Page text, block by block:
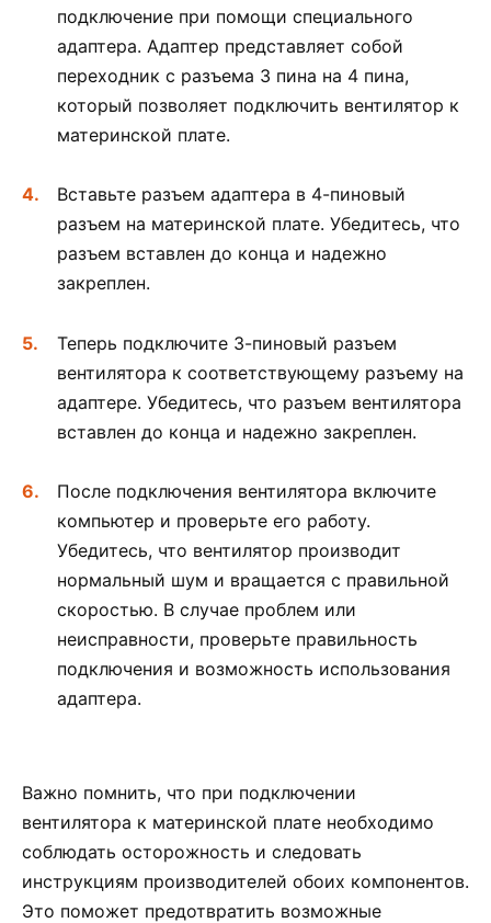
подключение при помощи специального
адаптера. Адаптер представляет собой
переходник с разъема 3 пина на 4 пина,
который позволяет подключить вентилятор к
материнской плате.
Вставьте разъем адаптера в 4-пиновый
разъем на материнской плате. Убедитесь, что
разъем вставлен до конца и надежно
закреплен.
Теперь подключите 3-пиновый разъем
вентилятора к соответствующему разъему на
адаптере. Убедитесь, что разъем вентилятора
вставлен до конца и надежно закреплен.
После подключения вентилятора включите
компьютер и проверьте его работу.
Убедитесь, что вентилятор производит
нормальный шум и вращается с правильной
скоростью. В случае проблем или
неисправности, проверьте правильность
подключения и возможность использования
адаптера.
Важно помнить, что при подключении
вентилятора к материнской плате необходимо
соблюдать осторожность и следовать
инструкциям производителей обоих компонентов.
Это поможет предотвратить возможные